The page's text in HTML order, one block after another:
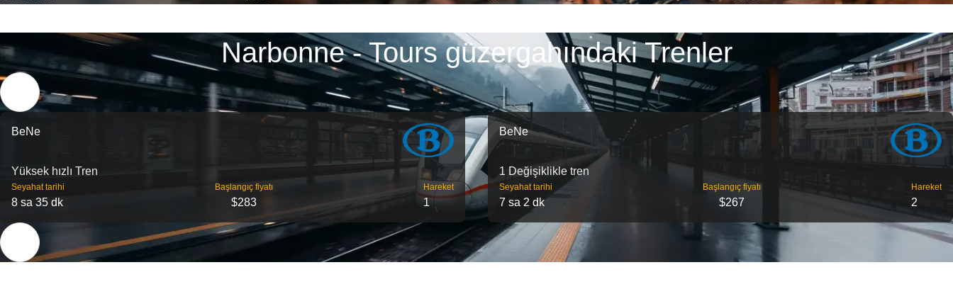
Narbonne - Tours güzergahındaki Trenler
BeNe
Yüksek hızlı Tren
Seyahat tarihi
8 sa 35 dk
Başlangıç ​​fiyatı
$283
Hareket
1
BeNe
1 Değişiklikle tren
Seyahat tarihi
7 sa 2 dk
Başlangıç ​​fiyatı
$267
Hareket
2